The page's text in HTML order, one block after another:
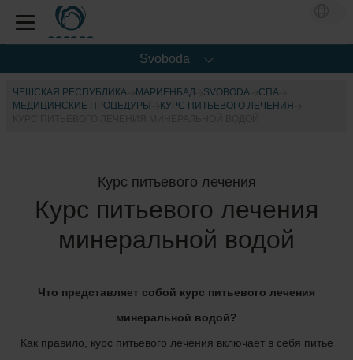
Svoboda
ЧЕШСКАЯ РЕСПУБЛИКА МАРИЕНБАД SVOBODA
CПА
МЕДИЦИНСКИЕ ПРОЦЕДУРЫ
КУРС ПИТЬЕВОГО ЛЕЧЕНИЯ
Курс питьевого лечения
Курс питьевого лечения
минеральной водой
Что представляет собой курс питьевого лечения
минеральной водой?
Как правило, курс питьевого лечения включает в себя питье